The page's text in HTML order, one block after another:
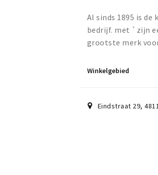
Al sinds 1895 is
bedrijf. met `zijn
grootste merk
Winkelgebied
Eindstraat 29,